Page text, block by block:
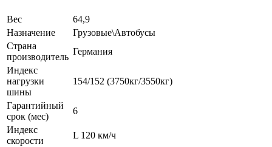
Вес
64,9
Назначение
Грузовые\Автобусы
Страна
производитель
Германия
Индекс
нагрузки
шины
154/152 (3750кг/3550кг)
Гарантийный
срок (мес)
6
Индекс
скорости
L 120 км/ч